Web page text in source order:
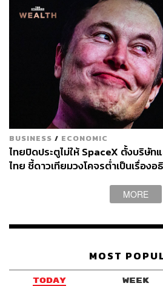
BUSINESS / ECONOMIC
ไทยปิดประตูไม่ให้ SpaceX ตั้งบริษัท
ไทย ชี้ดาวเทียมวงโคจรต่ำเป็นเรื่อง
MORE
MOST
TODAY WEEK